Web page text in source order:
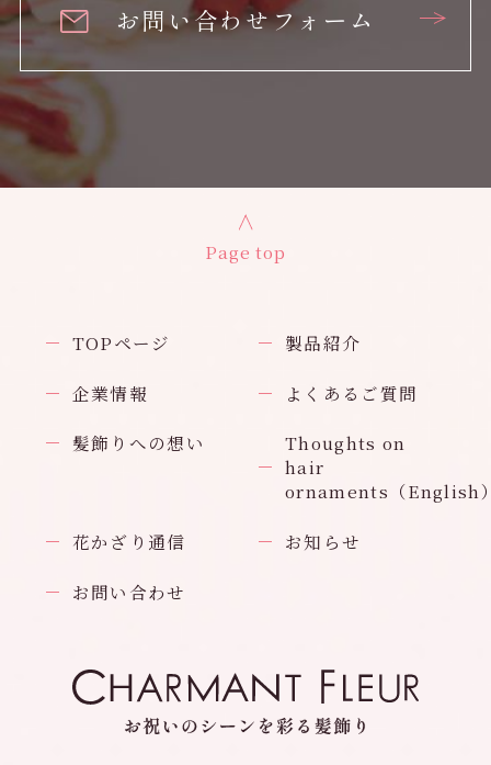
お問い合わせフォーム
Page top
TOPページ 製品紹介
企業情報 よくあるご質問
髪飾りへの想い
Thoughts on
hair
ornaments（English
花かざり通信 お知らせ
お問い合わせ